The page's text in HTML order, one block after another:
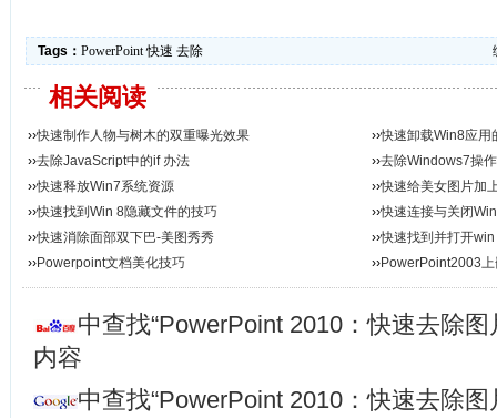
Tags： PowerPoint 快速 去除
相关阅读
››快速制作人物与树木的双重曝光效果 ››快速卸载Win8应用
››去除JavaScript中的if 办法 ››去除Windows7操
››快速释放Win7系统资源 ››快速给美女图片加
››快速找到Win 8隐藏文件的技巧 ››快速连接与关闭
››快速消除面部双下巴-美图秀秀 ››快速找到并打开
››Powerpoint文档美化技巧 ››PowerPoint2003
中查找“PowerPoint 2010：快速去除
内容
中查找“PowerPoint 2010：快速去除